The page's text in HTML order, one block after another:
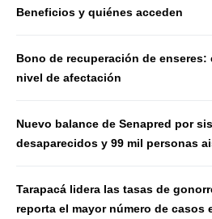
Beneficios y quiénes acceden
Bono de recuperación de
nivel de afectación
Nuevo balance de Senapred por
desaparecidos y 99 mil personas
Tarapacá lidera las tasas de
reporta el mayor número de casos